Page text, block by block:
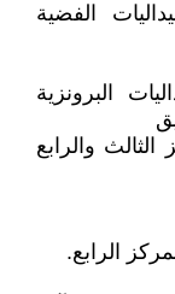
الفضية
البرونزية
والرابع